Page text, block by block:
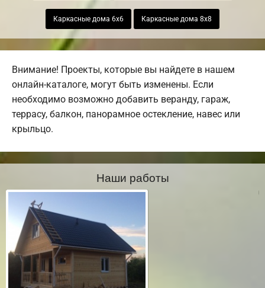
Каркасные дома 6х6 Каркасные дома 8х8
Внимание! Проекты, которые вы найдете в нашем
онлайн-каталоге, могут быть изменены. Если
необходимо возможно добавить веранду, гараж,
террасу, балкон, панорамное остекление, навес или
крыльцо.
Наши работы